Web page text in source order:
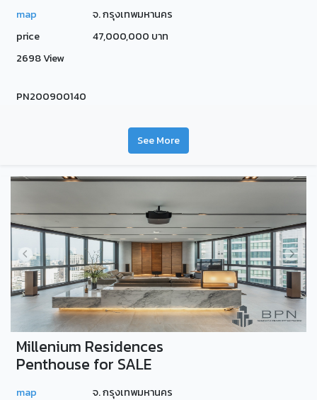
map
จ. กรุงเทพมหานคร
price
47,000,000 บาท
2698 View
PN200900140
See More
Millenium Residences
Penthouse for SALE
map
จ. กรุงเทพมหานคร